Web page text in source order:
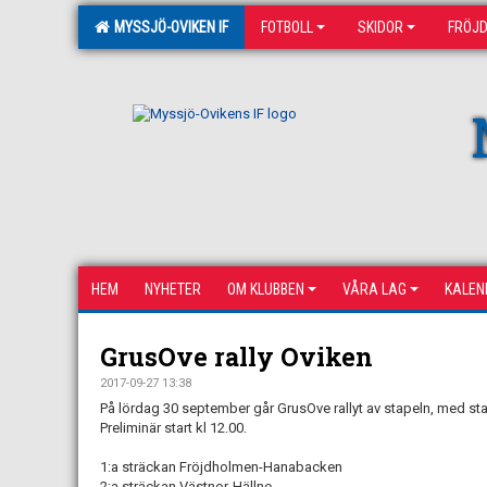
MYSSJÖ-OVIKEN IF FOTBOLL SKIDOR
HEM NYHETER OM KLUBBEN VÅRA LAG
GrusOve rally Oviken
2017-09-27 13:38
På lördag 30 september går GrusOve rallyt av stapeln, med
Preliminär start kl 12.00.
1:a sträckan Fröjdholmen-Hanabacken